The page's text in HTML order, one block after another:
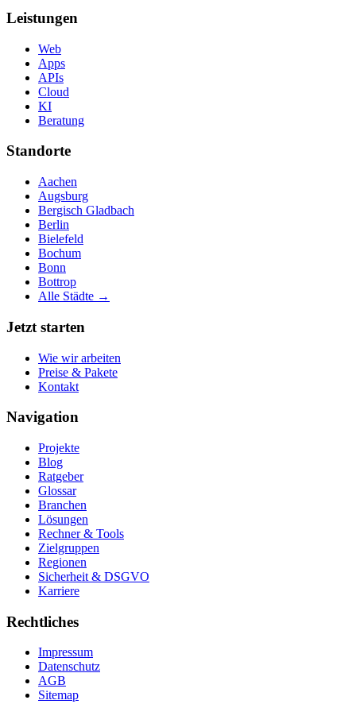
Leistungen
Web
Apps
APIs
Cloud
KI
Beratung
Standorte
Aachen
Augsburg
Bergisch Gladbach
Berlin
Bielefeld
Bochum
Bonn
Bottrop
Alle Städte →
Jetzt starten
Wie wir arbeiten
Preise & Pakete
Kontakt
Navigation
Projekte
Blog
Ratgeber
Glossar
Branchen
Lösungen
Rechner & Tools
Zielgruppen
Regionen
Sicherheit & DSGVO
Karriere
Rechtliches
Impressum
Datenschutz
AGB
Sitemap